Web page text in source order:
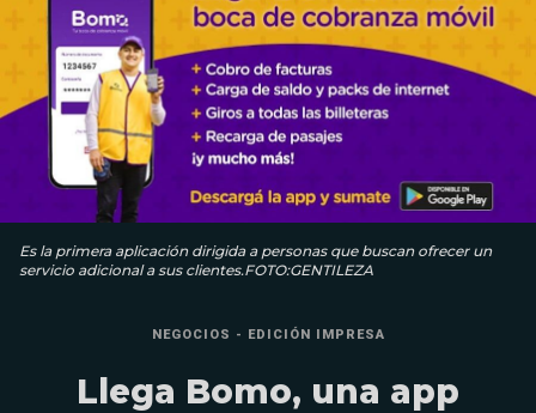
Es la primera aplicación dirigida a personas que buscan ofrecer un
servicio adicional a sus clientes.FOTO:GENTILEZA
NEGOCIOS - EDICIÓN IMPRESA
Llega Bomo, una app